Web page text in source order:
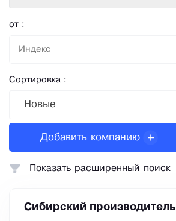
от :
Сортировка :
Новые
Добавить компанию
Сибирский производитель
Показать расширенный поиск